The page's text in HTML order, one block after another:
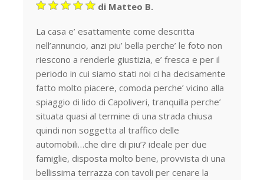
di Matteo B.
La casa e’ esattamente come descritta
nell’annuncio, anzi piu’ bella perche’ le foto non
riescono a renderle giustizia, e’ fresca e per il
periodo in cui siamo stati noi ci ha decisamente
fatto molto piacere, comoda perche’ vicino alla
spiaggio di lido di Capoliveri, tranquilla perche’
situata quasi al termine di una strada chiusa
quindi non soggetta al traffico delle
automobili…che dire di piu’? ideale per due
famiglie, disposta molto bene, provvista di una
bellissima terrazza con tavoli per cenare la